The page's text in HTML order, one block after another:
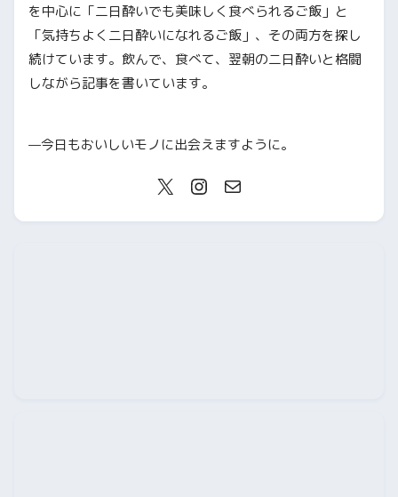
を中心に「二日酔いでも美味しく食べられるご飯」と
「気持ちよく二日酔いになれるご飯」、その両方を探し
続けています。飲んで、食べて、翌朝の二日酔いと格闘
しながら記事を書いています。
—今日もおいしいモノに出会えますように。